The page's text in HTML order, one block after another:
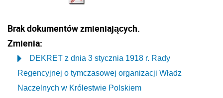
Brak dokumentów zmieniających.
Zmienia:
DEKRET z dnia 3 stycznia 1918 r. Rady
Regencyjnej o tymczasowej organizacji Władz
Naczelnych w Królestwie Polskiem